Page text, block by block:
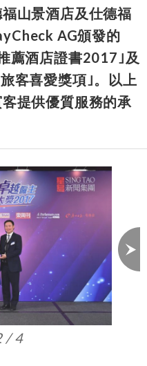
山景酒店及仕德福
AG頒發的
薦酒店證書2017｣及
客喜愛獎項｣。以上
提供優質服務的承
/ 4